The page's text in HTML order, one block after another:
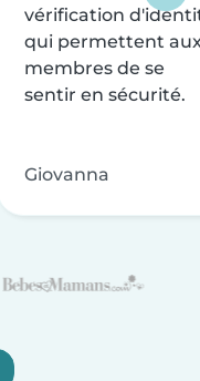
vérification
qui permettent
membres de se
sentir en sécurité.
Giovanna